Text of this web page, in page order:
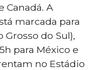
sábado (13), às
Grupo C, com o
dos Santos
sem
Seleção.
Canadá. A
marcada para
Grosso do Sul),
para México e
no Estádio